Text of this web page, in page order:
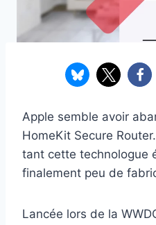
Apple semble avoir
HomeKit Secure
tant cette technologue
finalement peu de
Lancée lors de la